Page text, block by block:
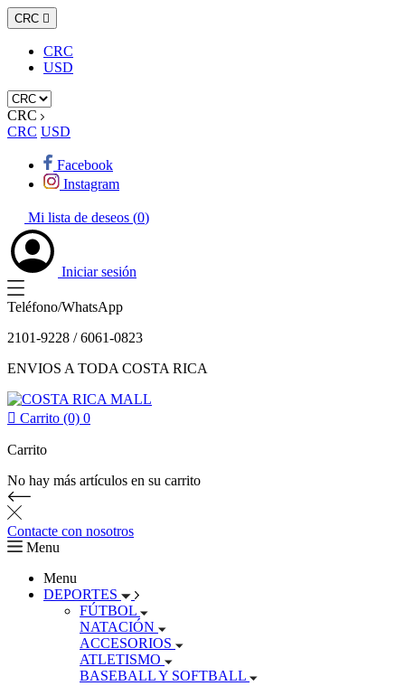
CRC 
CRC
USD
CRC
CRC USD
Facebook
Instagram
Mi lista de deseos (0)
Iniciar sesión
Teléfono/WhatsApp
2101-9228 / 6061-0823
ENVIOS A TODA COSTA RICA
 Carrito (0) 0
Carrito
No hay más artículos en su carrito
Contacte con nosotros
Menu
Menu
DEPORTES
FÚTBOL
NATACIÓN
ACCESORIOS
ATLETISMO
BASEBALL Y SOFTBALL